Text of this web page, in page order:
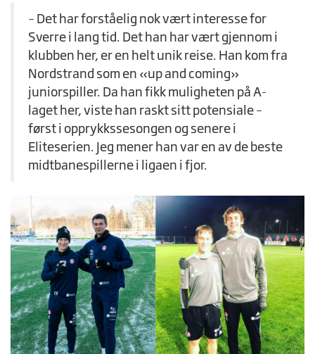
– Det har forståelig nok vært interesse for
Sverre i lang tid. Det han har vært gjennom i
klubben her, er en helt unik reise. Han kom fra
Nordstrand som en «up and coming»
juniorspiller. Da han fikk muligheten på A-
laget her, viste han raskt sitt potensiale –
først i opprykkssesongen og senere i
Eliteserien. Jeg mener han var en av de beste
midtbanespillerne i ligaen i fjor.